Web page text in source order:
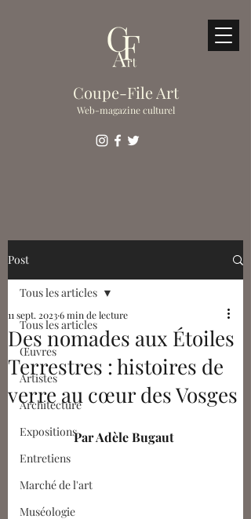
Coupe-File Art
Web-magazine culturel
Post
Tous les articles
Œuvres
Artistes
Architecture
Expositions
Entretiens
Marché de l'art
Muséologie
Tous les articles
Des nomades aux Étoiles
Terrestres : histoires de
verre au cœur des Vosges
11 sept. 20236 min de lecture
Par Adèle Bugaut